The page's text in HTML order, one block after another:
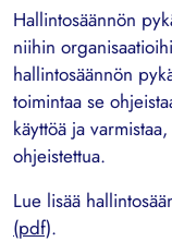
Hallintosäännön
niihin
hallintosäännön
toimintaa se
käyttöä ja
ohjeistettua.
Lue lisää
(pdf).